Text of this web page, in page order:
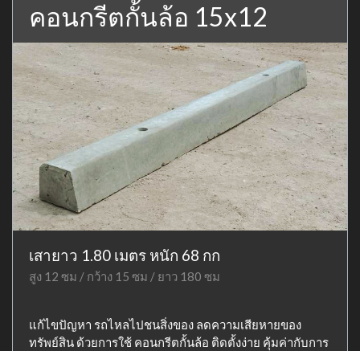
คอนกรีตกั้นล้อ 15x12
เสายาว 1.80 เมตร หนัก 68 กก
สูง 12 ซม / กว้าง 15 ซม / ยาว 180 ซม
แก้ไขปัญหา รถไหลไปชนสิ่งของ ลดความเสียหายของ
ทรัพย์สิน ด้วยการใช้ คอนกรีตกั้นล้อ ติดตั้งง่าย คุ้มค่ากับการ